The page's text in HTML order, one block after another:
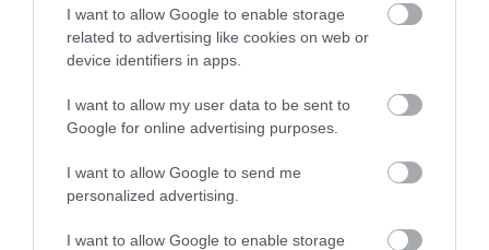
I want to allow Google to enable storage
related to advertising like cookies on web or
device identifiers in apps.
I want to allow my user data to be sent to
Google for online advertising purposes.
I want to allow Google to send me
personalized advertising.
I want to allow Google to enable storage
A Volkswagen új terepjárómárkája, a